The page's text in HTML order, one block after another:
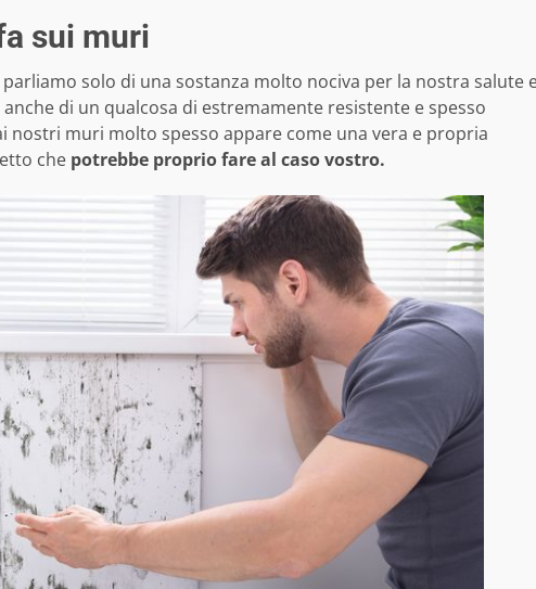
sui muri
solo di una sostanza molto nociva per la nostra salute
di un qualcosa di estremamente resistente e spesso
nostri muri molto spesso appare come una vera e propria
che potrebbe proprio fare al caso vostro.